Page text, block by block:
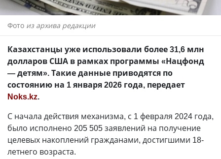
Фото из архива редакции
Казахстанцы уже использовали более 31,6 млн
долларов США в рамках программы «Нацфонд
— детям». Такие данные приводятся по
состоянию на 1 января 2026 года, передает
Noks.kz.
С начала действия механизма, с 1 февраля 2024 года,
было исполнено 205 505 заявлений на получение
целевых накоплений гражданами, достигшими 18-
летнего возраста.